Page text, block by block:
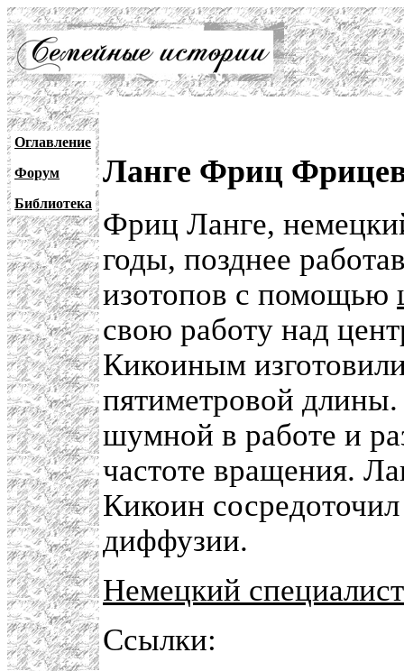
Оглавление
Форум
Библиотека
Ланге Фриц
Фриц Ланге,
годы, позднее
изотопов с помощью
свою работу над
Кикоиным
пятиметровой
шумной в работе и
частоте вращения.
Кикоин
диффузии.
Немецкий специалист
Ссылки: